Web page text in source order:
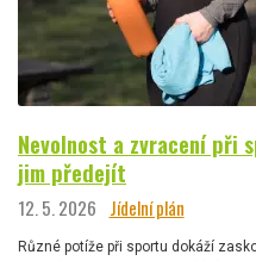
Nevolnost a zvracení při
jim předejít
12. 5. 2026 Jídelní plán
Různé potíže při sportu dokáží